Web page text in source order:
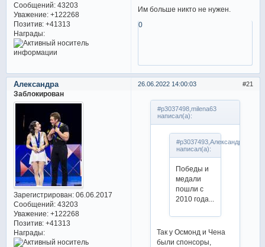
Сообщений:43203
Уважение: +122268
Позитив: +41313
Награды:
Им больше никто не нужен.
0
21
26.06.2022 14:00:03
Александра
Заблокирован
Зарегистрирован: 06.06.2017
Сообщений:43203
Уважение: +122268
Позитив: +41313
Награды:
#p3037498,milena63
написал(а):
#p3037493,Александра
написал(а):
Победы и
медали
пошли с
2010 года...
Так у Осмонд и Чена
были спонсоры,